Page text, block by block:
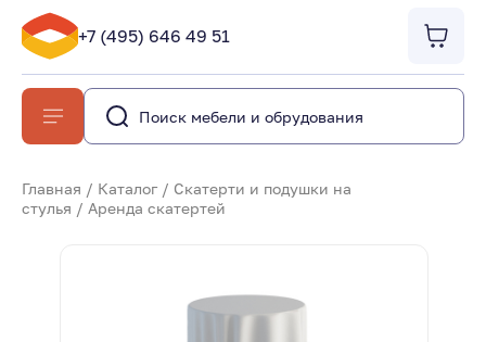
+7 (495) 646 49 51
Главная / Каталог / Скатерти и подушки на
стулья / Аренда скатертей